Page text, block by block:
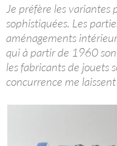
Je préfère les variantes
sophistiquées. Les
aménagements
qui à partir de 1960
les fabricants de jouets
concurrence me